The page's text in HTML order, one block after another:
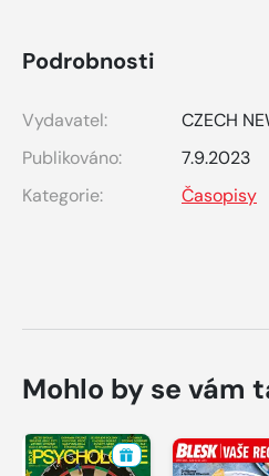
Podrobnosti
Vydavatel:
CZECH
Publikováno:
7.9.2023
Kategorie:
Časopisy
Mohlo by se vám